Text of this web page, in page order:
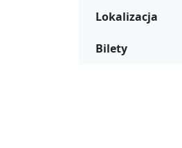
Lokalizacja
Bilety